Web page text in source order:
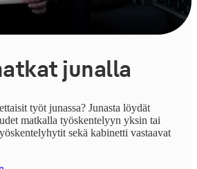
junalla
työt junassa? Junasta löydät
matkalla työskentelyyn yksin tai
sekä kabinetti vastaavat